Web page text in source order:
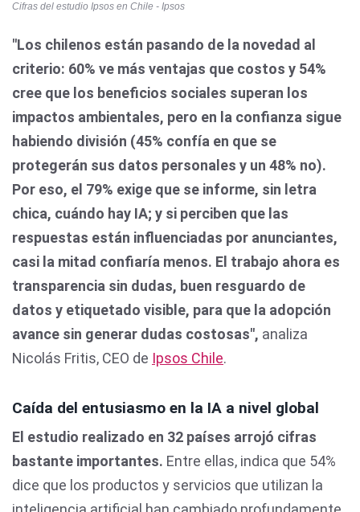
Cifras del estudio Ipsos en Chile - Ipsos
"Los chilenos están pasando de la novedad al
criterio: 60% ve más ventajas que costos y 54%
cree que los beneficios sociales superan los
impactos ambientales, pero en la confianza sigue
habiendo división (45% confía en que se
protegerán sus datos personales y un 48% no).
Por eso, el 79% exige que se informe, sin letra
chica, cuándo hay IA; y si perciben que las
respuestas están influenciadas por anunciantes,
casi la mitad confiaría menos. El trabajo ahora es
transparencia sin dudas, buen resguardo de
datos y etiquetado visible, para que la adopción
avance sin generar dudas costosas", analiza
Nicolás Fritis, CEO de Ipsos Chile.
Caída del entusiasmo en la IA a nivel global
El estudio realizado en 32 países arrojó cifras
bastante importantes. Entre ellas, indica que 54%
dice que los productos y servicios que utilizan la